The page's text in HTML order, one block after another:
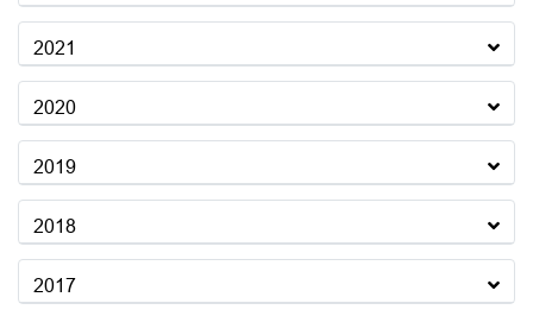
2021
2020
2019
2018
2017